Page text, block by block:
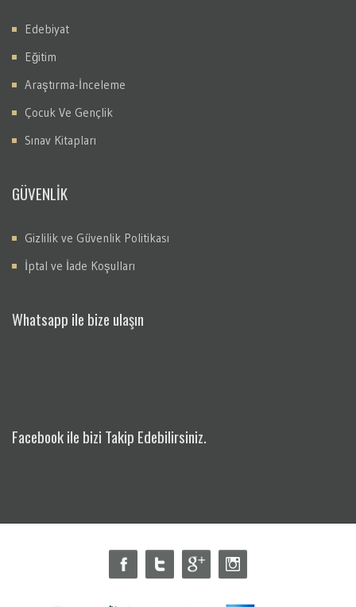
Edebiyat
Eğitim
Araştırma-İnceleme
Çocuk Ve Gençlik
Sınav Kitapları
GÜVENLİK
Gizlilik ve Güvenlik Politikası
İptal ve İade Koşulları
Whatsapp ile bize ulaşın
Facebook ile bizi Takip Edebilirsiniz.